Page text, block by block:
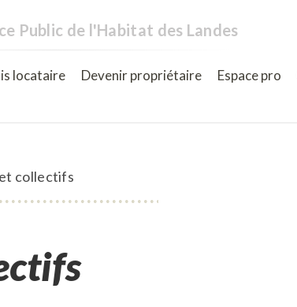
Public de l'Habitat des Landes
locataire Devenir propriétaire Espace pro
collectifs